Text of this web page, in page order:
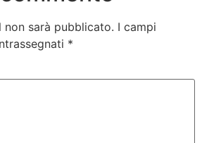
sarà pubblicato. I campi
*